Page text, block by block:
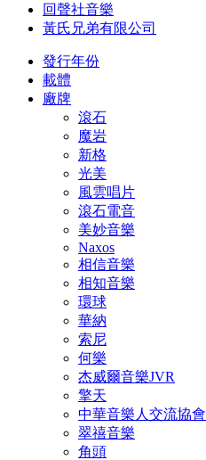
回聲社音樂
黃氏兄弟有限公司
發行年份
載體
廠牌
滾石
魔岩
新格
光美
風雲唱片
滾石電音
美妙音樂
Naxos
相信音樂
相知音樂
環球
華納
索尼
何樂
杰威爾音樂JVR
擎天
中華音樂人交流協會
翠禧音樂
角頭